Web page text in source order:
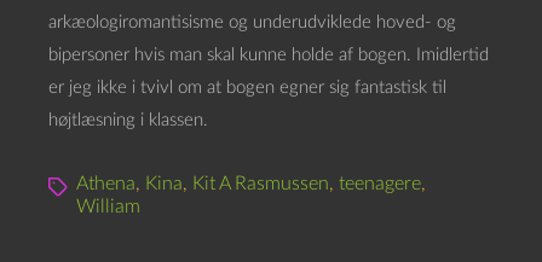
arkæologiromantisisme og underudviklede hoved- og
bipersoner hvis man skal kunne holde af bogen. Imidlertid
er jeg ikke i tvivl om at bogen egner sig fantastisk til
højtlæsning i klassen.
Athena, Kina, Kit A Rasmussen, teenagere,
William